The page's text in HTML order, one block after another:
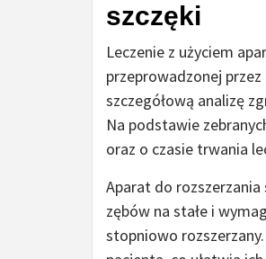
szczęki
Leczenie z użyciem
przeprowadzonej
szczegółową analizę
Na podstawie
oraz o czasie trwania
Aparat do rozszerzania
zębów na stałe i
stopniowo